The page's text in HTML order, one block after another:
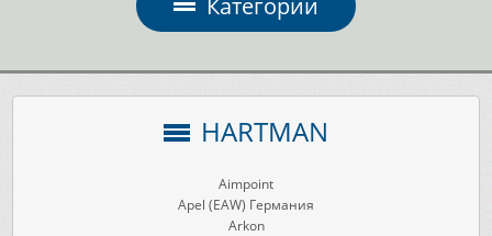
Категории
HARTMAN
Aimpoint
Apel (EAW) Германия
Arkon